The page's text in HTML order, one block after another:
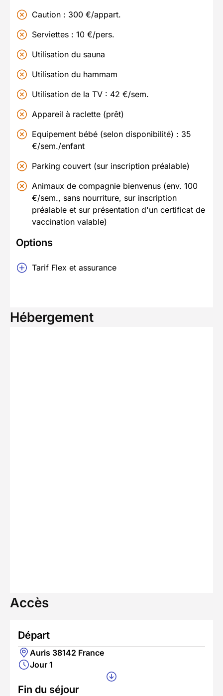
Caution : 300 €/appart.
Serviettes : 10 €/pers.
Utilisation du sauna
Utilisation du hammam
Utilisation de la TV : 42 €/sem.
Appareil à raclette (prêt)
Equipement bébé (selon disponibilité) : 35
€/sem./enfant
Parking couvert (sur inscription préalable)
Animaux de compagnie bienvenus (env. 100
€/sem., sans nourriture, sur inscription
préalable et sur présentation d'un certificat de
vaccination valable)
Options
Tarif Flex et assurance
Hébergement
Accès
Départ
Auris 38142 France
Jour 1
Fin du séjour